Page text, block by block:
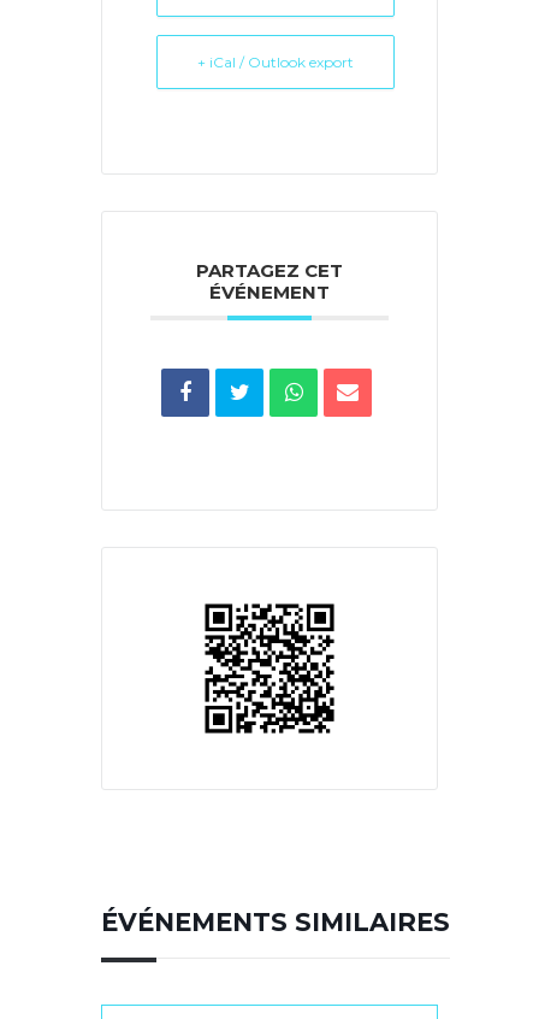
+ iCal / Outlook export
PARTAGEZ CET
ÉVÉNEMENT
ÉVÉNEMENTS SIMILAIRES